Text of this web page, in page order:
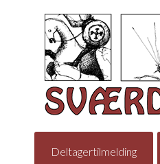
Deltagertilmelding